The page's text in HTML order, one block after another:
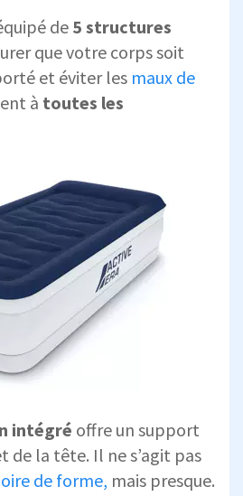
de 5 structures
que votre corps soit
et éviter les maux de
à toutes les
intégré offre un support
de la tête. Il ne s’agit pas
de forme, mais presque.